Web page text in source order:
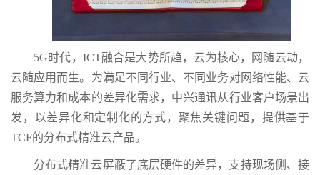
5G时代，ICT融合是大势所趋，云为核心，网随云动，
云随应用而生。为满足不同行业、不同业务对网络性能、云
服务算力和成本的差异化需求，中兴通讯从行业客户场景出
发，以差异化和定制化的方式，聚焦关键问题，提供基于
TCF的分布式精准云产品。
分布式精准云屏蔽了底层硬件的差异，支持现场侧、接